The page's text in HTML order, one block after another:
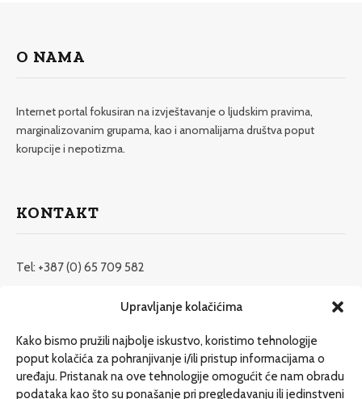
Upravljanje kolačićima
Kako bismo pružili najbolje iskustvo, koristimo tehnologije
poput kolačića za pohranjivanje i/ili pristup informacijama o
uređaju. Pristanak na ove tehnologije omogućit će nam obradu
podataka kao što su ponašanje pri pregledavanju ili jedinstveni
O NAMA
Internet portal fokusiran na izvještavanje o ljudskim pravima,
marginalizovanim grupama, kao i anomalijama društva poput
korupcije i nepotizma.
KONTAKT
Tel: +387 (0) 65 709 582
redakcija@etrafika.net
Dosije